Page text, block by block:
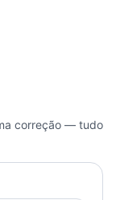
correção — tudo